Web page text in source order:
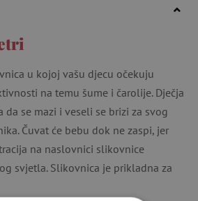
u kojoj vašu djecu očekuju
na temu šume i čarolije. Dječja
da se mazi i veseli se brizi za svog
Čuvat će bebu dok ne zaspi, jer
na naslovnici slikovnice
svjetla. Slikovnica je prikladna za